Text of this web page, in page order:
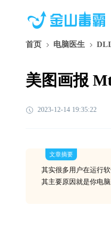
首页 电脑医生
美图画报
2023-12-14 19:35:22
文章摘要
其实很多用户在运行
其主要原因就是你电